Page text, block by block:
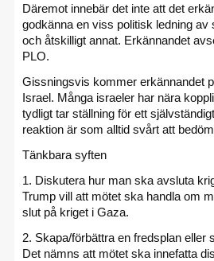
Däremot innebär det inte att det
godkänna en viss politisk ledning av
och åtskilligt annat. Erkännandet
PLO.
Gissningsvis kommer erkännandet
Israel. Många israeler har nära
tydligt tar ställning för ett
reaktion är som alltid svårt att
Tänkbara syften
1. Diskutera hur man ska avsluta
Trump vill att mötet ska handla om
slut på kriget i Gaza.
2. Skapa/förbättra en fredsplan eller
Det nämns att mötet ska innefatta